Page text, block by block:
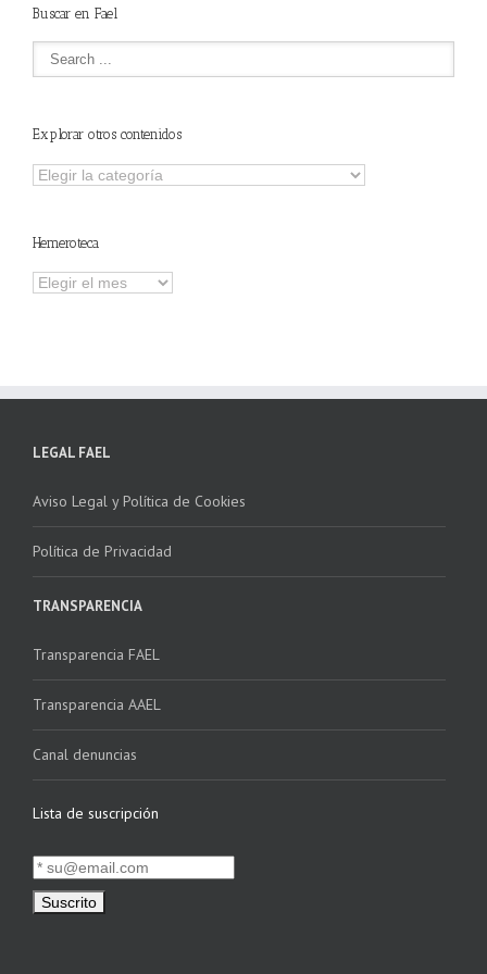
Buscar en Fael
Explorar otros contenidos
Explorar
Hemeroteca
Hemeroteca
LEGAL FAEL
Aviso Legal y Política de Cookies
Política de Privacidad
TRANSPARENCIA
Transparencia FAEL
Transparencia AAEL
Canal denuncias
Lista de suscripción